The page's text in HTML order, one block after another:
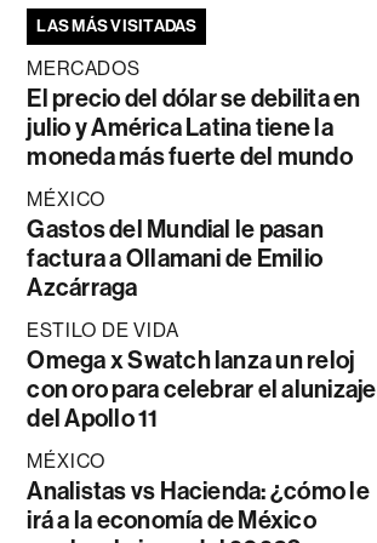
LAS MÁS VISITADAS
MERCADOS
El precio del dólar se debilita en
julio y América Latina tiene la
moneda más fuerte del mundo
MÉXICO
Gastos del Mundial le pasan
factura a Ollamani de Emilio
Azcárraga
ESTILO DE VIDA
Omega x Swatch lanza un reloj
con oro para celebrar el alunizaje
del Apollo 11
MÉXICO
Analistas vs Hacienda: ¿cómo le
irá a la economía de México